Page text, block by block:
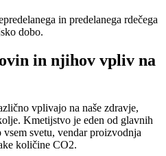
in predelanega rdečega
dobo.
in njihov vpliv na
vplivajo na naše zdravje,
Kmetijstvo je eden od glavnih
svetu, vendar proizvodnja
količine CO2.